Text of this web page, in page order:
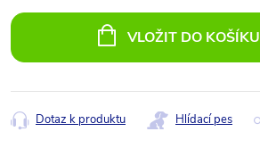
cena:
VLOŽIT DO KOŠÍKU
Dotaz k produktu Hlídací pes